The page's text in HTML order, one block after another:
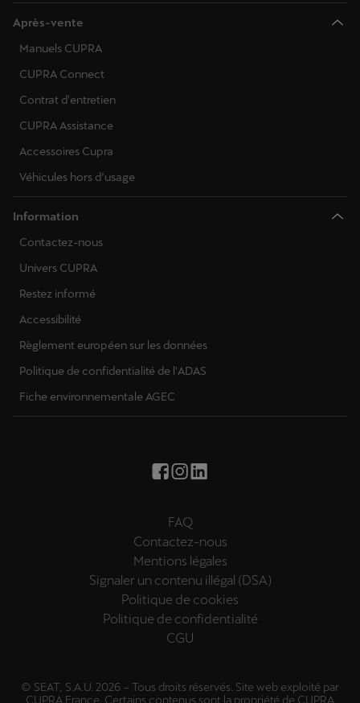
Après-vente
Manuels CUPRA
CUPRA Connect
Contrat d'entretien
CUPRA Assistance
Accessoires Cupra
Véhicules hors d’usage
Information
Contactez-nous
Univers CUPRA
Restez informé
Accessibilité
Règlement européen sur les données
Politique de confidentialité de l'ADAS
Fiche environnementale AGEC
FAQ
Contactez-nous
Mentions légales
Signaler un contenu illégal (DSA)
Politique de cookies
Politique de confidentialité
CGU
© SEAT, S.A.U. 2026 – Tous droits réservés. Site web exploité par
CUPRA France. Certains contenus sont la propriété de CUPRA